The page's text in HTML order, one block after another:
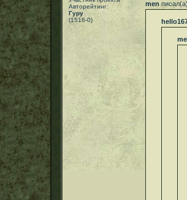
Авторейтинг:
Гуру
(1516-0)
men